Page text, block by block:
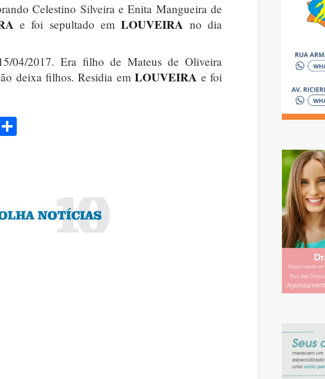
Celestino Silveira e Enita Mangueira de
e foi sepultado emLOUVEIRA no dia
04/2017. Era filho de Mateus de Oliveira
deixa filhos. Residia emLOUVEIRA e foi